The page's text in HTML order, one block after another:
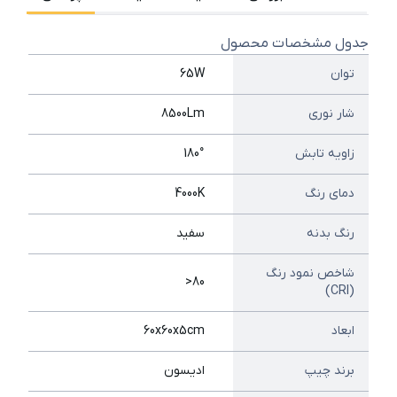
جدول مشخصات محصول
توان 65W
شار نوری 8500Lm
زاویه تابش 180°
دمای رنگ 4000K
رنگ بدنه سفید
شاخص نمود رنگ
(CRI)
80<
ابعاد 60x60x5cm
برند چیپ ادیسون